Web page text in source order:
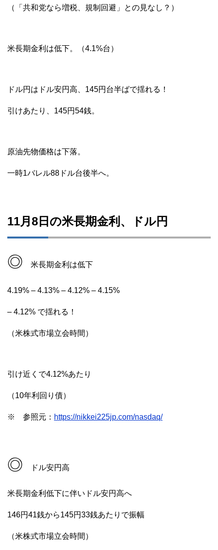
（「共和党なら増税、規制回避」との見なし？）
米長期金利は低下。（4.1%台）
ドル円はドル安円高、145円台半ばで揺れる！
引けあたり、145円54銭。
原油先物価格は下落。
一時1バレル88ドル台後半へ。
11月8日の米長期金利、ドル円
◎ 米長期金利は低下
4.19% – 4.13% – 4.12% – 4.15%
– 4.12% で揺れる！
（米株式市場立会時間）
引け近くで4.12%あたり
（10年利回り債）
※ 参照元： https://nikkei225jp.com/nasdaq/
◎ ドル安円高
米長期金利低下に伴いドル安円高へ
146円41銭から145円33銭あたりで振幅
（米株式市場立会時間）